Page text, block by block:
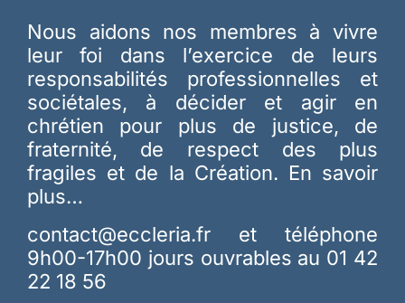
Nous aidons nos membres à vivre
leur foi dans l’exercice de leurs
responsabilités professionnelles et
sociétales, à décider et agir en
chrétien pour plus de justice, de
fraternité, de respect des plus
fragiles et de la Création. En savoir
plus…
contact@eccleria.fr et téléphone
9h00-17h00 jours ouvrables au 01 42
22 18 56